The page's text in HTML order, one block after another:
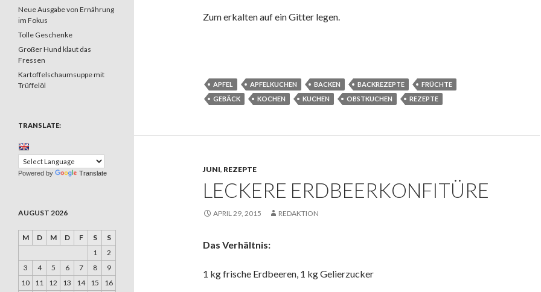
Zum erkalten auf ein Gitter legen.
APFEL APFELKUCHEN BACKEN BACKREZEPTE
FRÜCHTE
GEBÄCK
KOCHEN KUCHEN OBSTKUCHEN REZEPTE
JUNI, REZEPTE
LECKERE ERDBEERKONFITÜRE
APRIL 29, 2015 REDAKTION
Das Verhältnis:
1 kg frische Erdbeeren, 1 kg Gelierzucker
Neue Ausgabe von Ernährung
im Fokus
Tolle Geschenke
Großer Hund klaut das
Fressen
Kartoffelschaumsuppe mit
Trüffelöl
TRANSLATE:
Powered by Translate
AUGUST 2026
M D M D F S S
1
2
3
4 5 6 7 8
9
10
11 12 13 14 15
16